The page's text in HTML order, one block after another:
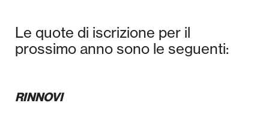
Le quote di iscrizione per il
prossimo anno sono le seguenti:
RINNOVI